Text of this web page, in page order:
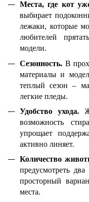
Места, где кот
выбирает
лежаки, которые
любителей
модели.
Сезонность. В
материалы и
теплый сезон –
легкие пледы.
Удобство ухода.
возможность
упрощает
активно линяет.
Количество
предусмотреть
просторный
места.